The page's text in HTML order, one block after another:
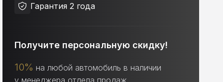
Гарантия 2 года
Получите персональную скидку!
10% на любой автомобиль в наличии
у менеджера отдела продаж